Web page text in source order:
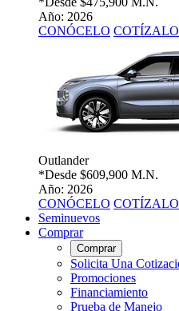
Año: 2026
CONÓCELO COTÍZALO
Outlander
*Desde $609,900 M.N.
Año: 2026
CONÓCELO COTÍZALO
Seminuevos
Comprar
Comprar
Solicita Una
Promociones
Financiamiento
Prueba de Manejo